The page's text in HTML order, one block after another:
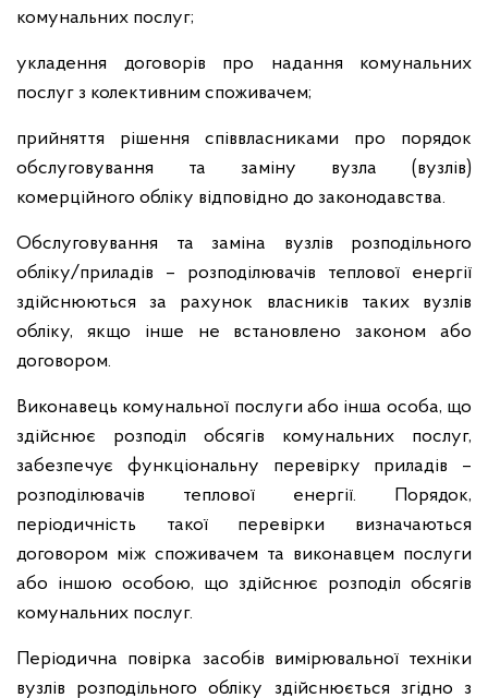
комунальних послуг;
укладення договорів про надання комунальних
послуг з колективним споживачем;
прийняття рішення співвласниками про порядок
обслуговування та заміну вузла (вузлів)
комерційного обліку відповідно до законодавства.
Обслуговування та заміна вузлів розподільного
обліку/приладів – розподілювачів теплової енергії
здійснюються за рахунок власників таких вузлів
обліку, якщо інше не встановлено законом або
договором.
Виконавець комунальної послуги або інша особа, що
здійснює розподіл обсягів комунальних послуг,
забезпечує функціональну перевірку приладів –
розподілювачів теплової енергії. Порядок,
періодичність такої перевірки визначаються
договором між споживачем та виконавцем послуги
або іншою особою, що здійснює розподіл обсягів
комунальних послуг.
Періодична повірка засобів вимірювальної техніки
вузлів розподільного обліку здійснюється згідно з